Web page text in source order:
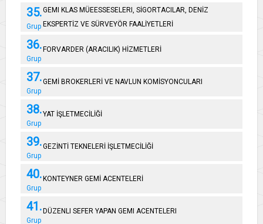
35.
Grup
GEMI KLAS MÜEESSESELERI, SİGORTACILAR, DENİZ
EKSPERTİZ VE SÜRVEYÖR FAALİYETLERİ
36.
Grup
FORVARDER (ARACILIK) HİZMETLERİ
37.
Grup
GEMİ BROKERLERİ VE NAVLUN KOMİSYONCULARI
38.
Grup
YAT İŞLETMECİLİĞİ
39.
Grup
GEZİNTİ TEKNELERİ İŞLETMECİLİĞİ
40.
Grup
KONTEYNER GEMİ ACENTELERİ
41.
Grup
DÜZENLI SEFER YAPAN GEMI ACENTELERI